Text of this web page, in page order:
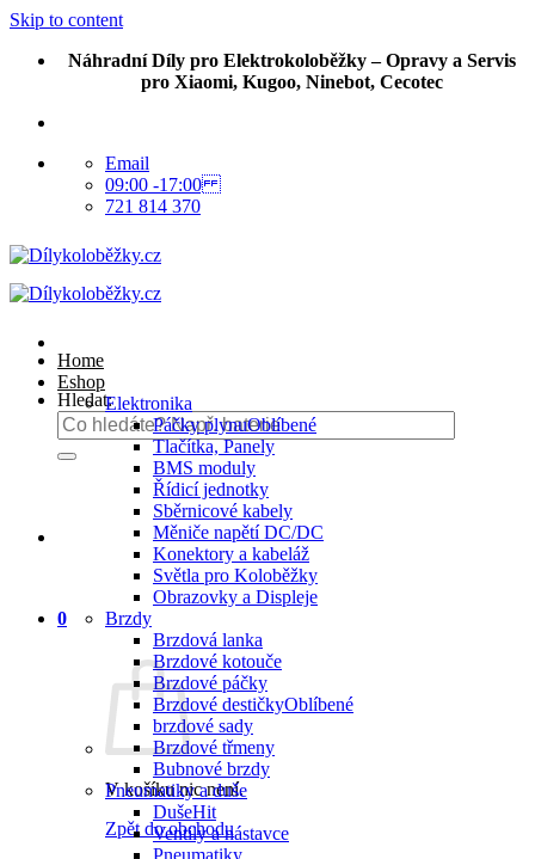
Skip to content
Náhradní Díly pro Elektrokoloběžky – Opravy a Servis
pro Xiaomi, Kugoo, Ninebot, Cecotec
Email
09:00 -17:00
721 814 370
Hledat:
0
V košíku nic není.
Zpět do obchodu
Home
Eshop
Elektronika
Páčky plynu
Tlačítka, Panely
BMS moduly
Řídicí jednotky
Sběrnicové kabely
Měniče napětí DC/DC
Konektory a kabeláž
Světla pro Koloběžky
Obrazovky a Displeje
Brzdy
Brzdová lanka
Brzdové kotouče
Brzdové páčky
Brzdové destičky
brzdové sady
Brzdové třmeny
Bubnové brzdy
Pneumatiky a duše
Duše
Ventily a nástavce
Pneumatiky